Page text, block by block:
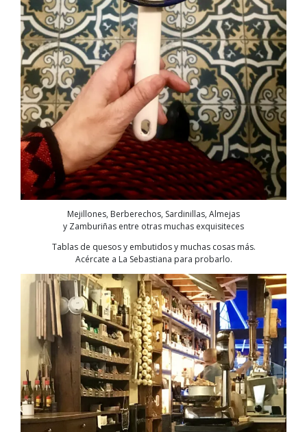
Mejillones, Berberechos, Sardinillas, Almejas
y Zamburiñas entre otras muchas exquisiteces
Tablas de quesos y embutidos y muchas cosas más.
Acércate a La Sebastiana para probarlo.